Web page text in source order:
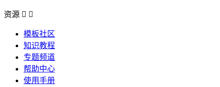
资源  
模板社区
知识教程
专题频道
帮助中心
使用手册